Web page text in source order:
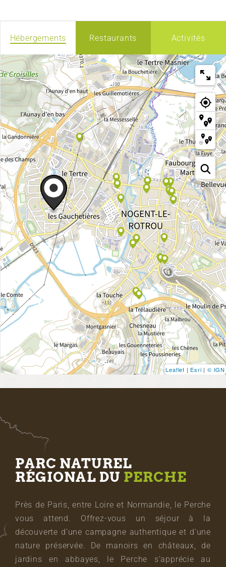
Hébergements Restaurants Activités
Leaflet | Esri | © IGN
PARC NATUREL
RÉGIONAL DU PERCHE
Près de Paris, entre Loire et Normandie, le Perche
vous attend. Offrez-vous un séjour à la
découverte d’une campagne authentique et d’une
nature préservée. De manoirs en châteaux, de
jardins en abbayes, le Perche s’apprécie au